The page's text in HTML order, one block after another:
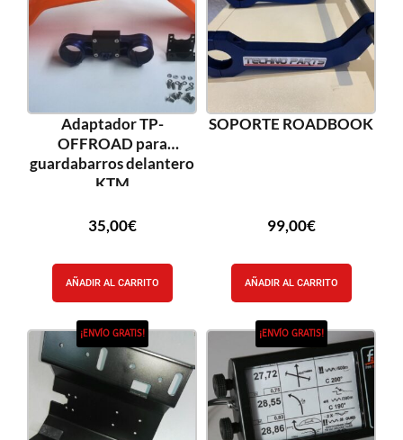
Adaptador TP-
OFFROAD para
guardabarros delantero
KTM
35,00€
AÑADIR AL CARRITO
SOPORTE ROADBOOK
99,00€
AÑADIR AL CARRITO
¡ENVÍO GRATIS! ¡ENVÍO GRATIS!